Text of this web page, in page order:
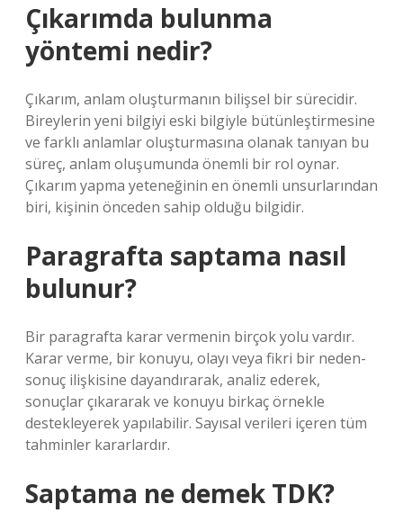
Çıkarımda bulunma
yöntemi nedir?
Çıkarım, anlam oluşturmanın bilişsel bir sürecidir.
Bireylerin yeni bilgiyi eski bilgiyle bütünleştirmesine
ve farklı anlamlar oluşturmasına olanak tanıyan bu
süreç, anlam oluşumunda önemli bir rol oynar.
Çıkarım yapma yeteneğinin en önemli unsurlarından
biri, kişinin önceden sahip olduğu bilgidir.
Paragrafta saptama nasıl
bulunur?
Bir paragrafta karar vermenin birçok yolu vardır.
Karar verme, bir konuyu, olayı veya fikri bir neden-
sonuç ilişkisine dayandırarak, analiz ederek,
sonuçlar çıkararak ve konuyu birkaç örnekle
destekleyerek yapılabilir. Sayısal verileri içeren tüm
tahminler kararlardır.
Saptama ne demek TDK?